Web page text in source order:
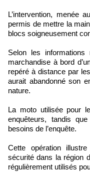
L’intervention, menée
permis de mettre la
blocs soigneusement
Selon les
marchandise à bord
repéré à distance par
aurait abandonné son
nature.
La moto utilisée pour
enquêteurs, tandis
besoins de l’enquête.
Cette opération
sécurité dans la région
régulièrement utilisés